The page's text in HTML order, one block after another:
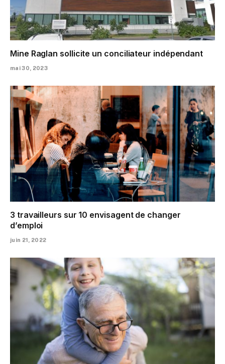
Mine Raglan sollicite un conciliateur indépendant
mai 30, 2023
3 travailleurs sur 10 envisagent de changer
d’emploi
juin 21, 2022